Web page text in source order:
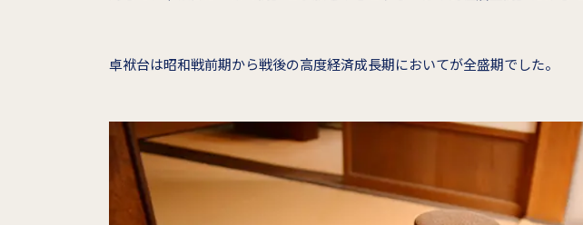
卓袱台は昭和戦前期から戦後の高度経済成長期においてが全盛期でした。